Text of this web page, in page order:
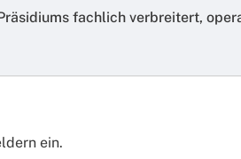
fachlich verbreitert,
ein.